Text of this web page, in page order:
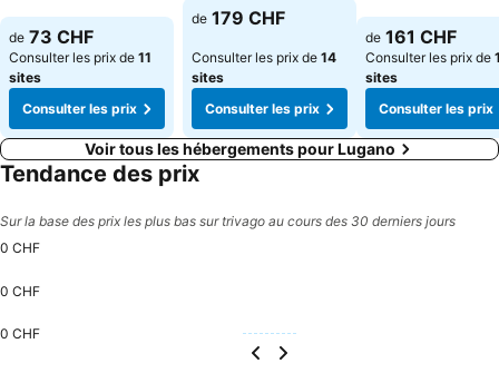
Consulter les prix
de 73 CHF
Consulter les prix de 11
sites
Consulter les prix
Consulter les prix
de 179 CHF
Consulter les prix de 14
sites
Consulter les prix
Consulter les
de 161 CHF
Consulter les prix de
sites
Consulter les prix
Voir tous les hébergements pour Lugano
Tendance des prix
Sur la base des prix les plus bas sur trivago au cours des 30 derniers jours
0 CHF
0 CHF
0 CHF